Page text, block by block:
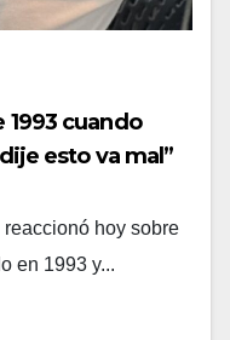
1993 cuando
esto va mal”
hoy sobre
en 1993 y...